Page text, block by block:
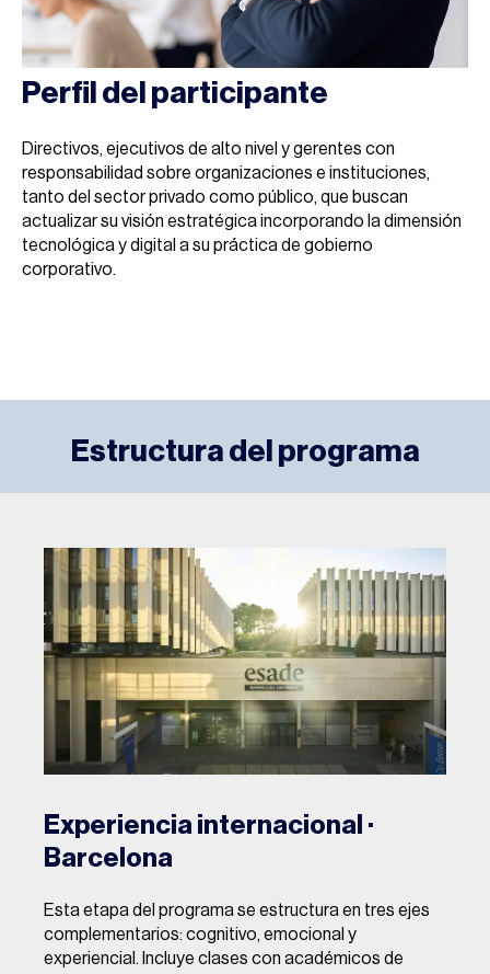
Perfil del participante
Directivos, ejecutivos de alto nivel y gerentes con
responsabilidad sobre organizaciones e instituciones,
tanto del sector privado como público, que buscan
actualizar su visión estratégica incorporando la dimensión
tecnológica y digital a su práctica de gobierno
corporativo.
Estructura del programa
Experiencia internacional ·
Barcelona
Esta etapa del programa se estructura en tres ejes
complementarios: cognitivo, emocional y
experiencial. Incluye clases con académicos de